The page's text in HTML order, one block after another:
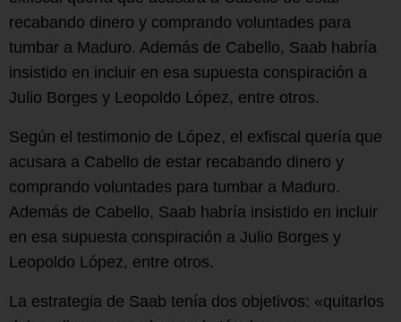
recabando dinero y comprando voluntades para
tumbar a Maduro. Además de Cabello, Saab habría
insistido en incluir en esa supuesta conspiración a
Julio Borges y Leopoldo López, entre otros.
Según el testimonio de López, el exfiscal quería que
acusara a Cabello de estar recabando dinero y
comprando voluntades para tumbar a Maduro.
Además de Cabello, Saab habría insistido en incluir
en esa supuesta conspiración a Julio Borges y
Leopoldo López, entre otros.
La estrategia de Saab tenía dos objetivos: «quitarlos